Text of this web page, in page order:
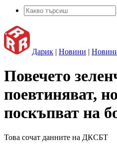
Дарик | Новини |
Повечето
поевтиняват,
поскъпват на
Това сочат данните на ДКСБТ